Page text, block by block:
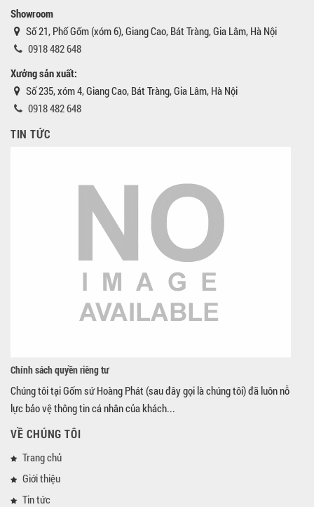
Showroom
Số 21, Phố Gốm (xóm 6), Giang Cao, Bát Tràng, Gia Lâm, Hà Nội
0918 482 648
Xưởng sản xuất:
Số 235, xóm 4, Giang Cao, Bát Tràng, Gia Lâm, Hà Nội
0918 482 648
TIN TỨC
Chính sách quyền riêng tư
Chúng tôi tại Gốm sứ Hoàng Phát (sau đây gọi là chúng tôi) đã luôn nỗ
lực bảo vệ thông tin cá nhân của khách...
VỀ CHÚNG TÔI
Trang chủ
Giới thiệu
Tin tức